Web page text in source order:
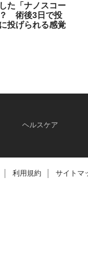
た「ナノスコー
？ 術後3日で投
投げられる感覚
ヘルスケア
利用規約 サイトマ